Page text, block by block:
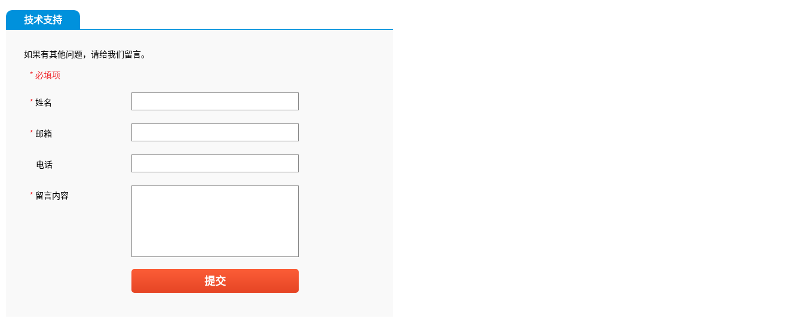
技术支持
如果有其他问题，请给我们留言。
* 必填项
* 姓名
* 邮箱
电话
* 留言内容